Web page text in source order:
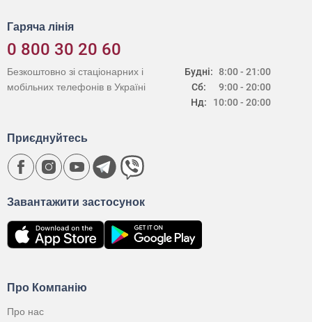
Гаряча лінія
0 800 30 20 60
Будні:
Сб:
Нд:
8:00 - 21:00
9:00 - 20:00
10:00 - 20:00
Безкоштовно зі стаціонарних і
мобільних телефонів в Україні
Про Компанію
Про нас
Завантажити застосунок
Приєднуйтесь